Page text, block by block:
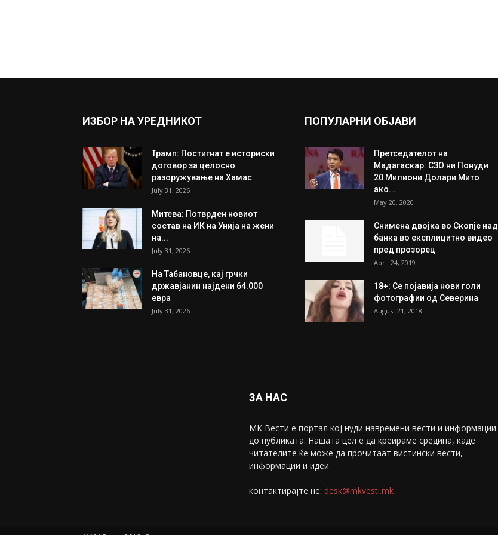
ИЗБОР НА УРЕДНИКОТ
Трамп: Постигнат е историски
договор за целосно
разоружување на Хамас
July 31, 2026
Митева: Потврден новиот
состав на ИК на Унија на жени
на...
July 31, 2026
На Табановце, кај грчки
државјанин најдени 64.000
евра
July 31, 2026
ПОПУЛАРНИ ОБЈАВИ
Претседателот на
Мадагаскар: СЗО ни Понуди
20 Милиони Долари Мито
ако...
May 20, 2020
Снимена двојка во Скопје над
банка во експлицитно видео
пред прозорец
April 24, 2019
18+: Се појавија нови голи
фотографии од Северина
August 21, 2018
ЗА НАС
МК Вести е портал коj нуди навремени вести и информации
до публиката. Нашата цел е да креираме средина, каде
читателите ќе може да прочитаат вистински вести,
информации и идеи.
контактирајте не: desk@mkvesti.mk